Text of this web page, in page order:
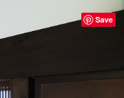
Save